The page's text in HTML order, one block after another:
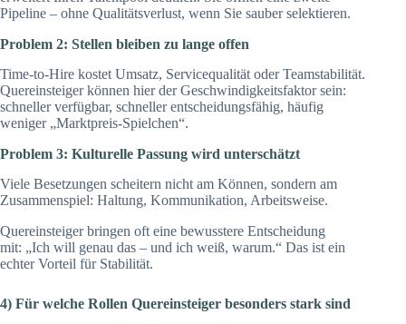
Pipeline – ohne Qualitätsverlust, wenn Sie sauber selektieren.
Problem 2: Stellen bleiben zu lange offen
Time-to-Hire kostet Umsatz, Servicequalität oder Teamstabilität.
Quereinsteiger können hier der Geschwindigkeitsfaktor sein:
schneller verfügbar, schneller entscheidungsfähig, häufig
weniger „Marktpreis-Spielchen“.
Problem 3: Kulturelle Passung wird unterschätzt
Viele Besetzungen scheitern nicht am Können, sondern am
Zusammenspiel: Haltung, Kommunikation, Arbeitsweise.
Quereinsteiger bringen oft eine bewusstere Entscheidung
mit: „Ich will genau das – und ich weiß, warum.“ Das ist ein
echter Vorteil für Stabilität.
4) Für welche Rollen Quereinsteiger besonders stark sind